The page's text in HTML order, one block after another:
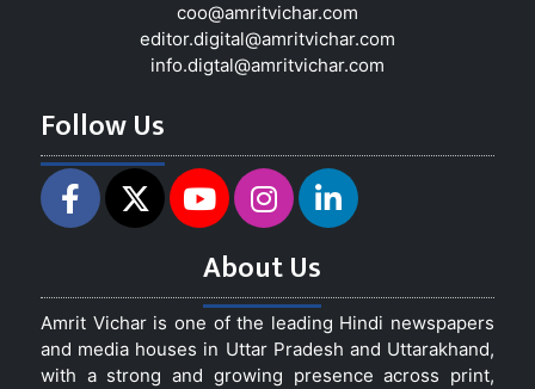
coo@amritvichar.com
editor.digital@amritvichar.com
info.digtal@amritvichar.com
Follow Us
About Us
Amrit Vichar is one of the leading Hindi newspapers
and media houses in Uttar Pradesh and Uttarakhand,
with a strong and growing presence across print,